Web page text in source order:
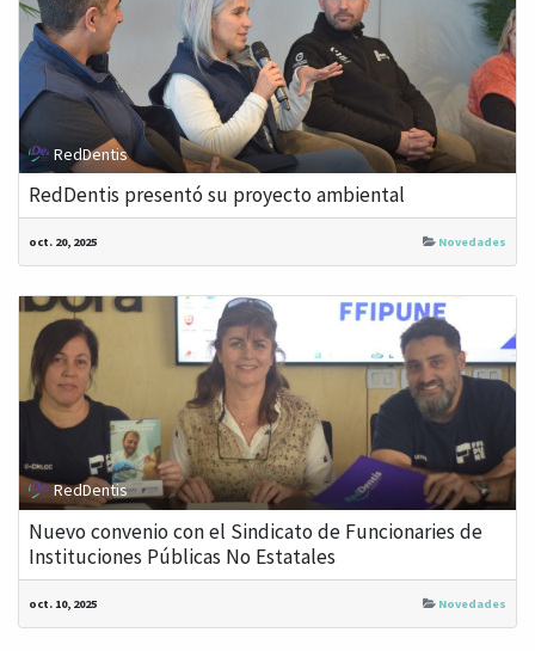
RedDentis
RedDentis presentó su proyecto ambiental
oct. 20, 2025 Novedades
RedDentis
Nuevo convenio con el Sindicato de Funcionaries de
Instituciones Públicas No Estatales
oct. 10, 2025 Novedades